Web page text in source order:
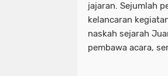
jajaran. Sejumlah
kelancaran
naskah sejarah
pembawa acara,